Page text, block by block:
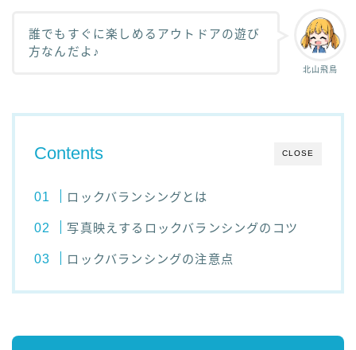
北山飛鳥
誰でもすぐに楽しめるアウトドアの遊び
方なんだよ♪
CLOSE
Contents
ロックバランシングとは
写真映えするロックバランシングのコツ
ロックバランシングの注意点